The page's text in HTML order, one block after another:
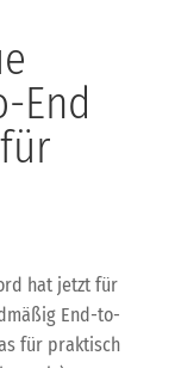
End
hat jetzt für
End-to-
für praktisch